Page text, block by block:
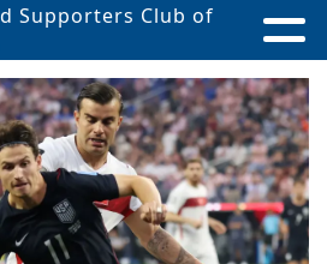
Supporters Club of